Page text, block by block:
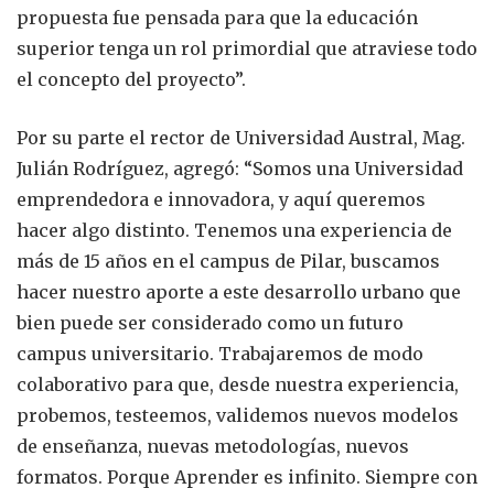
propuesta fue pensada para que la educación
superior tenga un rol primordial que atraviese todo
el concepto del proyecto”.
Por su parte el rector de Universidad Austral, Mag.
Julián Rodríguez, agregó: “Somos una Universidad
emprendedora e innovadora, y aquí queremos
hacer algo distinto. Tenemos una experiencia de
más de 15 años en el campus de Pilar, buscamos
hacer nuestro aporte a este desarrollo urbano que
bien puede ser considerado como un futuro
campus universitario. Trabajaremos de modo
colaborativo para que, desde nuestra experiencia,
probemos, testeemos, validemos nuevos modelos
de enseñanza, nuevas metodologías, nuevos
formatos. Porque Aprender es infinito. Siempre con